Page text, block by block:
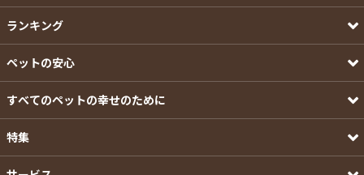
ランキング
ペットの安心
すべてのペットの幸せのために
特集